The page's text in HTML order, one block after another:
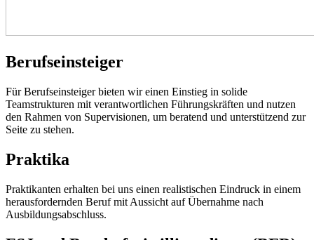
Berufseinsteiger
Für Berufseinsteiger bieten wir einen Einstieg in solide
Teamstrukturen mit verantwortlichen Führungskräften und nutzen
den Rahmen von Supervisionen, um beratend und unterstützend zur
Seite zu stehen.
Praktika
Praktikanten erhalten bei uns einen realistischen Eindruck in einem
herausfordernden Beruf mit Aussicht auf Übernahme nach
Ausbildungsabschluss.